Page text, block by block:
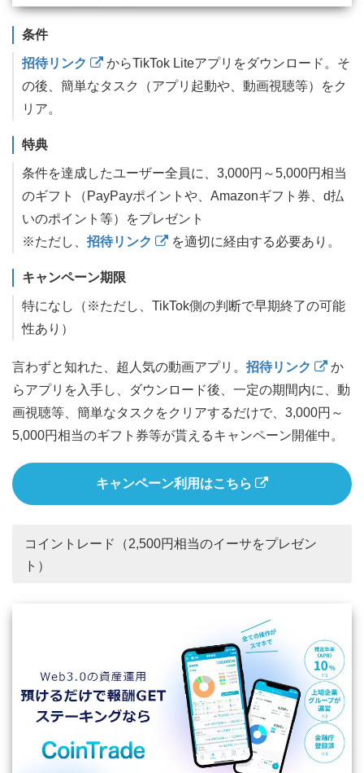
条件
招待リンク
からTikTok Liteアプリをダウンロード。そ
の後、簡単なタスク（アプリ起動や、動画視聴等）をク
リア。
特典
条件を達成したユーザー全員に、3,000円～5,000円相当
のギフト（PayPayポイントや、Amazonギフト券、d払
いのポイント等）をプレゼント
※ただし、 招待リンク を適切に経由する必要あり。
キャンペーン期限
特になし（※ただし、TikTok側の判断で早期終了の可能
性あり）
言わずと知れた、超人気の動画アプリ。 招待リンク
か
らアプリを入手し、ダウンロード後、一定の期間内に、動
画視聴等、簡単なタスクをクリアするだけで、3,000円～
5,000円相当のギフト券等が貰えるキャンペーン開催中。
キャンペーン利用はこちら
コイントレード（2,500円相当のイーサをプレゼン
ト）